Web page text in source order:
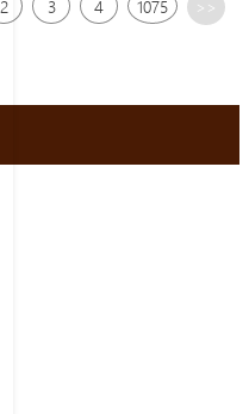
2 3 4 1075 >>